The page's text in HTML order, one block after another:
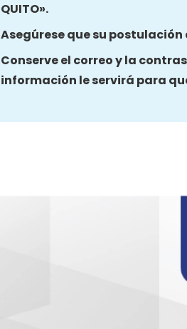
QUITO».
Asegúrese que su postulación
Conserve el correo y la
información le servirá para